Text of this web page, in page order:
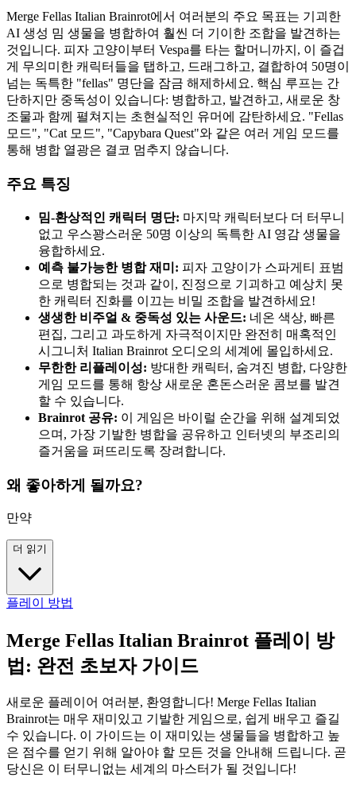
Merge Fellas Italian Brainrot에서 여러분의 주요 목표는 기괴한
AI 생성 밈 생물을 병합하여 훨씬 더 기이한 조합을 발견하는
것입니다. 피자 고양이부터 Vespa를 타는 할머니까지, 이 즐겁
게 무의미한 캐릭터들을 탭하고, 드래그하고, 결합하여 50명이
넘는 독특한 "fellas" 명단을 잠금 해제하세요. 핵심 루프는 간
단하지만 중독성이 있습니다: 병합하고, 발견하고, 새로운 창
조물과 함께 펼쳐지는 초현실적인 유머에 감탄하세요. "Fellas
모드", "Cat 모드", "Capybara Quest"와 같은 여러 게임 모드를
통해 병합 열광은 결코 멈추지 않습니다.
주요 특징
밈-환상적인 캐릭터 명단: 마지막 캐릭터보다 더 터무니
없고 우스꽝스러운 50명 이상의 독특한 AI 영감 생물을
융합하세요.
예측 불가능한 병합 재미: 피자 고양이가 스파게티 표범
으로 병합되는 것과 같이, 진정으로 기괴하고 예상치 못
한 캐릭터 진화를 이끄는 비밀 조합을 발견하세요!
생생한 비주얼 & 중독성 있는 사운드: 네온 색상, 빠른
편집, 그리고 과도하게 자극적이지만 완전히 매혹적인
시그니처 Italian Brainrot 오디오의 세계에 몰입하세요.
무한한 리플레이성: 방대한 캐릭터, 숨겨진 병합, 다양한
게임 모드를 통해 항상 새로운 혼돈스러운 콤보를 발견
할 수 있습니다.
Brainrot 공유: 이 게임은 바이럴 순간을 위해 설계되었
으며, 가장 기발한 병합을 공유하고 인터넷의 부조리의
즐거움을 퍼뜨리도록 장려합니다.
왜 좋아하게 될까요?
만약
더 읽기
플레이 방법
Merge Fellas Italian Brainrot 플레이 방
법: 완전 초보자 가이드
새로운 플레이어 여러분, 환영합니다! Merge Fellas Italian
Brainrot는 매우 재미있고 기발한 게임으로, 쉽게 배우고 즐길
수 있습니다. 이 가이드는 이 재미있는 생물들을 병합하고 높
은 점수를 얻기 위해 알아야 할 모든 것을 안내해 드립니다. 곧
당신은 이 터무니없는 세계의 마스터가 될 것입니다!